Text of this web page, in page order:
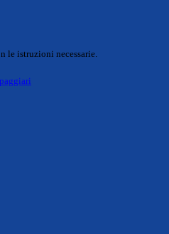
le istruzioni necessarie.